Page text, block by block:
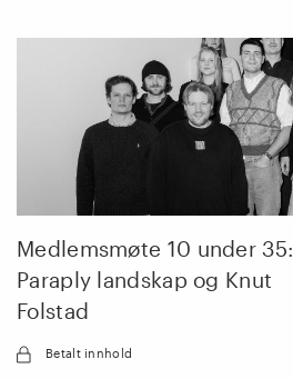
Medlemsmøte 10 under 35:
Paraply landskap og Knut
Folstad
Betalt innhold